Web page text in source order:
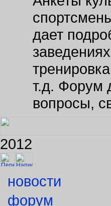
дает
т.д. Форум
вопросы,
2012
форум